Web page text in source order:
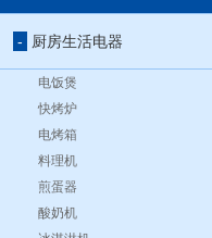
- 厨房生活电器
电饭煲
快烤炉
电烤箱
料理机
煎蛋器
酸奶机